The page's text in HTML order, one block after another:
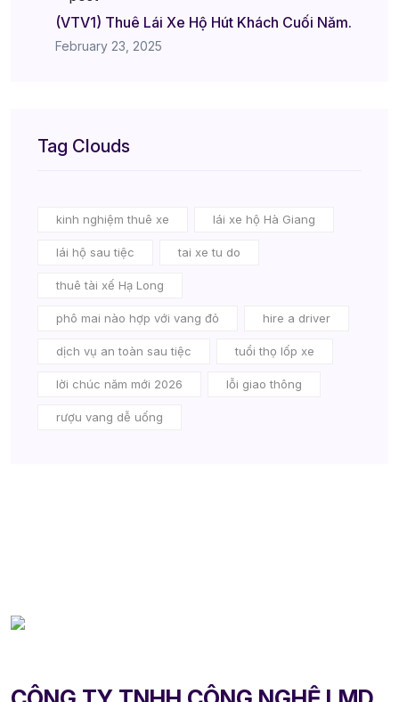
(VTV1) Thuê Lái Xe Hộ Hút Khách Cuối Năm.
February 23, 2025
Tag Clouds
kinh nghiệm thuê xe lái xe hộ Hà Giang
lái hộ sau tiệc tai xe tu do
thuê tài xế Hạ Long
phô mai nào hợp với vang đỏ hire a driver
dịch vụ an toàn sau tiệc tuổi thọ lốp xe
lời chúc năm mới 2026 lỗi giao thông
rượu vang dễ uống